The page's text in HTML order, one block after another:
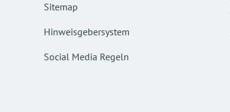
Sitemap
Hinweisgebersystem
Social Media Regeln